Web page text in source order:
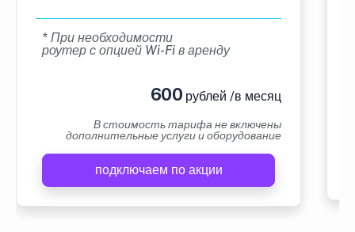
* При необходимости
роутер с опцией Wi-Fi в аренду
600 рублей /в месяц
В стоимость тарифа не включены
дополнительные услуги и оборудование
подключаем по акции